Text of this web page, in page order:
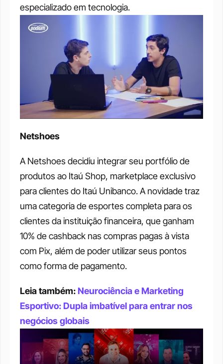
especializado em tecnologia.
Netshoes
A Netshoes decidiu integrar seu portfólio de
produtos ao Itaú Shop, marketplace exclusivo
para clientes do Itaú Unibanco. A novidade traz
uma categoria de esportes completa para os
clientes da instituição financeira, que ganham
10% de cashback nas compras pagas à vista
com Pix, além de poder utilizar seus pontos
como forma de pagamento.
Leia também: Neurociência e Marketing
Esportivo: Dupla imbatível para entrar nos
negócios globais